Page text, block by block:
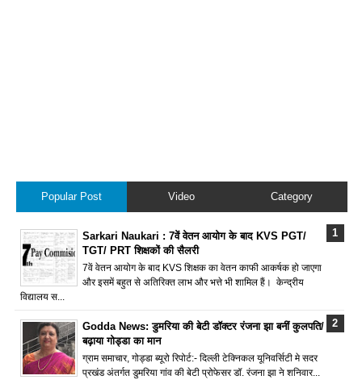
Popular Post Video Category
Sarkari Naukari : 7वें वेतन आयोग के बाद KVS PGT/
TGT/ PRT शिक्षकों की सैलरी
7वें वेतन आयोग के बाद KVS शिक्षक का वेतन काफी आकर्षक हो जाएगा
और इसमें बहुत से अतिरिक्त लाभ और भत्ते भी शामिल हैं। केन्द्रीय
विद्यालय स...
Godda News: डुमरिया की बेटी डॉक्टर रंजना झा बनीं कुलपति/
बढ़ाया गोड्डा का मान
ग्राम समाचार, गोड्डा ब्यूरो रिपोर्ट:- दिल्ली टेक्निकल यूनिवर्सिटी मे सदर
प्रखंड अंतर्गत डुमरिया गांव की बेटी प्रोफेसर डॉ. रंजना झा ने शनिवार...